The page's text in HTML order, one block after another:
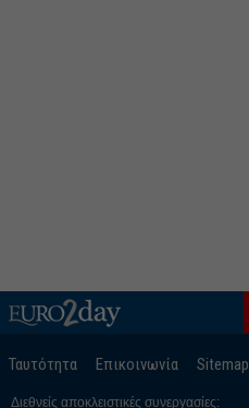
Ταυτότητα Επικοινωνία Sitemap
Διεθνείς αποκλειστικές συνεργασίες: